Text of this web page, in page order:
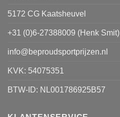
5172 CG Kaatsheuvel
+31 (0)6-27388009 (Henk Smit)
info@beproudsportprijzen.nl
KVK: 54075351
BTW-ID: NL001786925B57